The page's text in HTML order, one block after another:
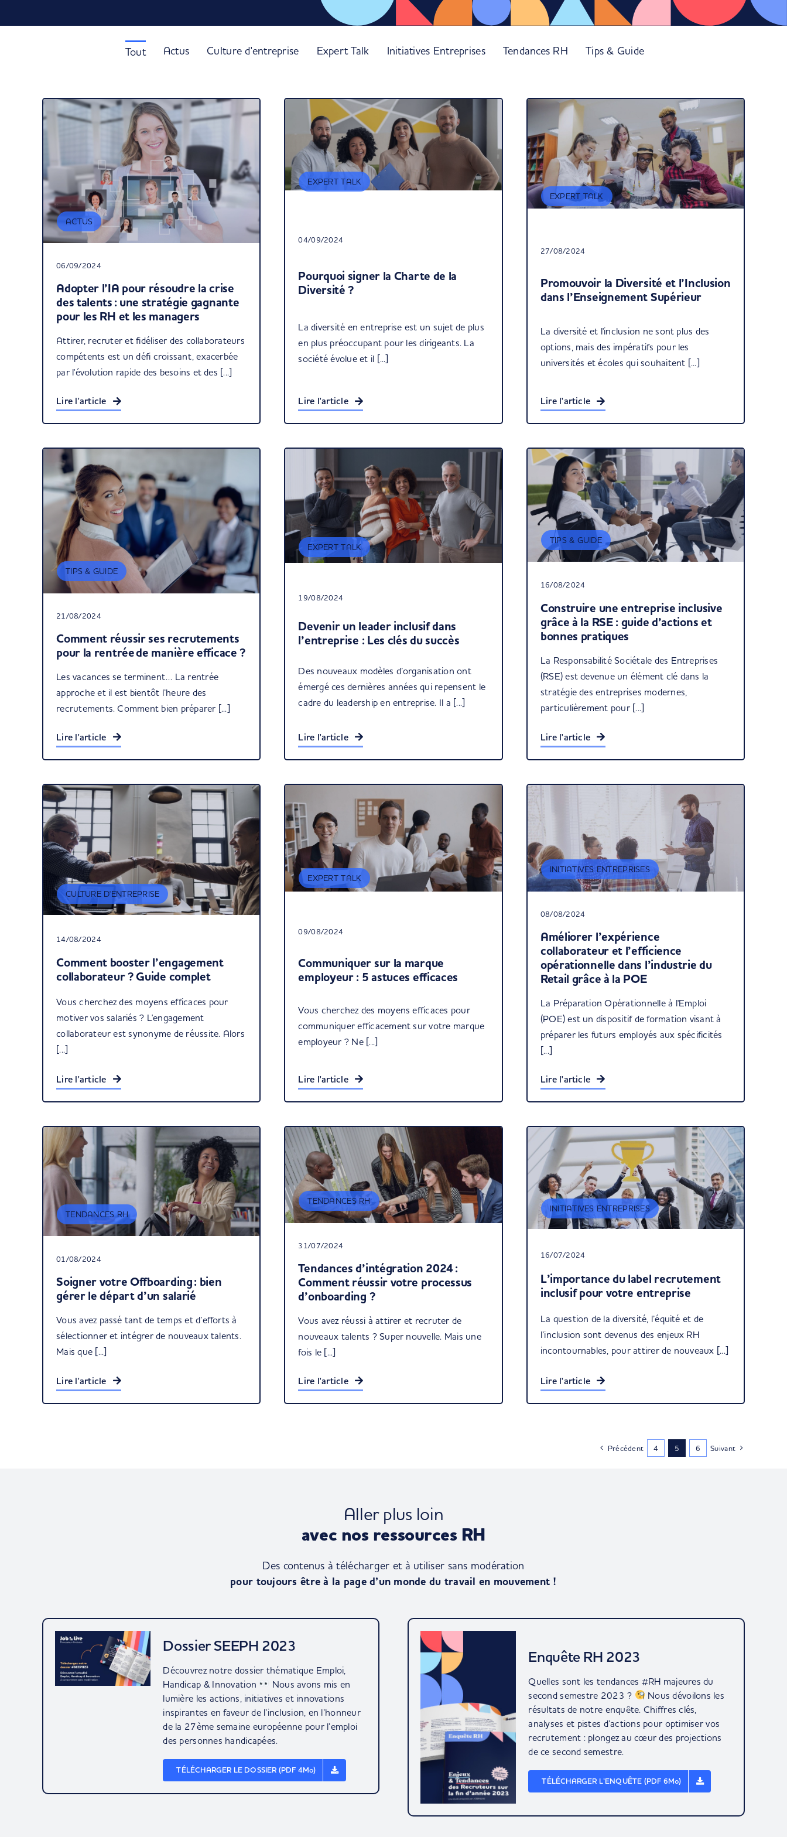
Tout Actus Culture d'entreprise Expert Talk Initiatives Entreprises Tendances RH Tips & Guide
ACTUS
06/09/2024
Adopter l’IA pour résoudre la crise
des talents : une stratégie gagnante
pour les RH et les managers
Attirer, recruter et fidéliser des collaborateurs
compétents est un défi croissant, exacerbée
par l'évolution rapide des besoins et des [...]
Lire l'article
EXPERT TALK
04/09/2024
Pourquoi signer la Charte de la
Diversité ?
La diversité en entreprise est un sujet de plus
en plus préoccupant pour les dirigeants. La
société évolue et il [...]
Lire l'article
EXPERT TALK
27/08/2024
Promouvoir la Diversité et l’Inclusion
dans l’Enseignement Supérieur
La diversité et l'inclusion ne sont plus des
options, mais des impératifs pour les
universités et écoles qui souhaitent [...]
Lire l'article
TIPS & GUIDE
21/08/2024
Comment réussir ses recrutements
pour la rentrée de manière efficace ?
Les vacances se terminent… La rentrée
approche et il est bientôt l’heure des
recrutements. Comment bien préparer [...]
Lire l'article
EXPERT TALK
19/08/2024
Devenir un leader inclusif dans
l’entreprise : Les clés du succès
Des nouveaux modèles d’organisation ont
émergé ces dernières années qui repensent le
cadre du leadership en entreprise. Il a [...]
Lire l'article
TIPS & GUIDE
16/08/2024
Construire une entreprise inclusive
grâce à la RSE : guide d’actions et
bonnes pratiques
La Responsabilité Sociétale des Entreprises
(RSE) est devenue un élément clé dans la
stratégie des entreprises modernes,
particulièrement pour [...]
Lire l'article
CULTURE D'ENTREPRISE
14/08/2024
Comment booster l’engagement
collaborateur ? Guide complet
Vous cherchez des moyens efficaces pour
motiver vos salariés ? L'engagement
collaborateur est synonyme de réussite. Alors
[...]
Lire l'article
EXPERT TALK
09/08/2024
Communiquer sur la marque
employeur : 5 astuces efficaces
Vous cherchez des moyens efficaces pour
communiquer efficacement sur votre marque
employeur ? Ne [...]
Lire l'article
INITIATIVES ENTREPRISES
08/08/2024
Améliorer l’expérience
collaborateur et l’efficience
opérationnelle dans l’industrie du
Retail grâce à la POE
La Préparation Opérationnelle à l'Emploi
(POE) est un dispositif de formation visant à
préparer les futurs employés aux spécificités
[...]
Lire l'article
TENDANCES RH
01/08/2024
Soigner votre Offboarding : bien
gérer le départ d’un salarié
Vous avez passé tant de temps et d’efforts à
sélectionner et intégrer de nouveaux talents.
Mais que [...]
Lire l'article
TENDANCES RH
31/07/2024
Tendances d’intégration 2024 :
Comment réussir votre processus
d’onboarding ?
Vous avez réussi à attirer et recruter de
nouveaux talents ? Super nouvelle. Mais une
fois le [...]
Lire l'article
INITIATIVES ENTREPRISES
16/07/2024
L’importance du label recrutement
inclusif pour votre entreprise
La question de la diversité, l’équité et de
l’inclusion sont devenus des enjeux RH
incontournables, pour attirer de nouveaux [...]
Lire l'article
Précédent 4 5 6 Suivant
Aller plus loin
avec nos ressources RH
Des contenus à télécharger et à utiliser sans modération
pour toujours être à la page d’un monde du travail en mouvement !
Dossier SEEPH 2023
Découvrez notre dossier thématique Emploi,
Handicap & Innovation
Nous avons mis en
lumière les actions, initiatives et innovations
inspirantes en faveur de l’inclusion, en l’honneur
de la 27ème semaine européenne pour l’emploi
des personnes handicapées.
TÉLÉCHARGER LE DOSSIER (PDF 4Mo)
Enquête RH 2023
Quelles sont les tendances #RH majeures du
second semestre 2023 ?
Nous dévoilons les
résultats de notre enquête. Chiffres clés,
analyses et pistes d’actions pour optimiser vos
recrutement : plongez au cœur des projections
de ce second semestre.
TÉLÉCHARGER L’ENQUÊTE (PDF 6Mo)